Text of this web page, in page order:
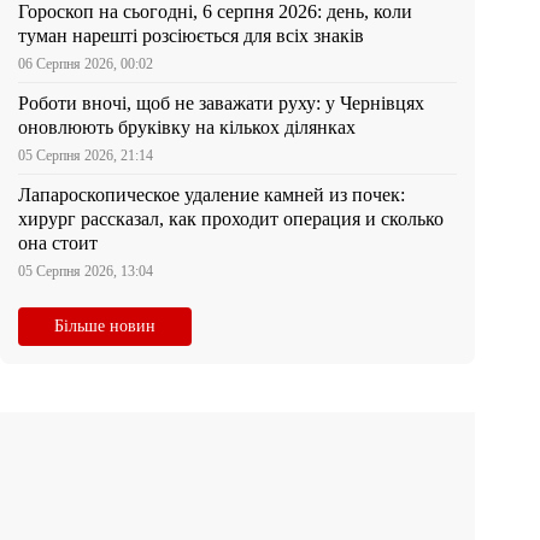
Гороскоп на сьогодні, 6 серпня 2026: день, коли
туман нарешті розсіюється для всіх знаків
06 Серпня 2026, 00:02
Роботи вночі, щоб не заважати руху: у Чернівцях
оновлюють бруківку на кількох ділянках
05 Серпня 2026, 21:14
Лапароскопическое удаление камней из почек:
хирург рассказал, как проходит операция и сколько
она стоит
05 Серпня 2026, 13:04
Більше новин